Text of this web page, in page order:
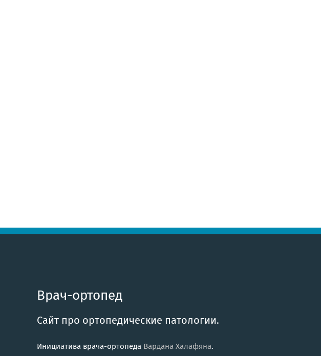
Врач-ортопед
Сайт про ортопедические патологии.
Инициатива врача-ортопеда Вардана Халафяна.